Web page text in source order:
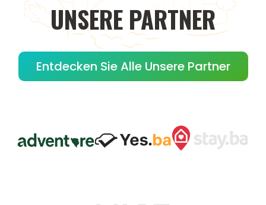
UNSERE PARTNER
Entdecken Sie Alle Unsere Partner